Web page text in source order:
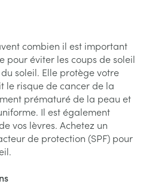
combien il est important
pour éviter les coups de soleil
soleil. Elle protège votre
le risque de cancer de la
prématuré de la peau et
Il est également
vos lèvres. Achetez un
de protection (SPF) pour